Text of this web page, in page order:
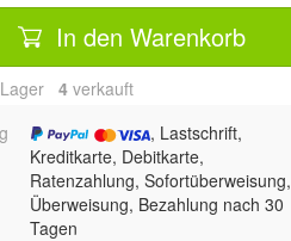
In den Warenkorb
4 verkauft
, Lastschrift,
Kreditkarte, Debitkarte,
Ratenzahlung, Sofortüberweisung,
Überweisung, Bezahlung nach 30
Tagen